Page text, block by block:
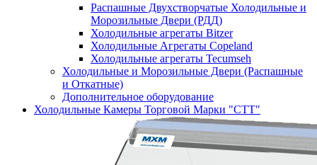
Распашные Двухстворчатые Холодильные и
Морозильные Двери (РДД)
Холодильные агрегаты Bitzer
Холодильные Агрегаты Copeland
Холодильные агрегаты Tecumseh
Холодильные и Морозильные Двери (Распашные
и Откатные)
Дополнительное оборудование
Холодильные Камеры Торговой Марки "СТТ"